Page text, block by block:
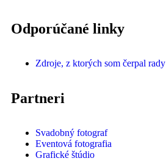
Odporúčané linky
Zdroje, z ktorých som čerpal rady
Partneri
Svadobný fotograf
Eventová fotografia
Grafické štúdio